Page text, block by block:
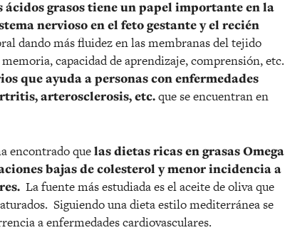
ácidos grasos tiene un papel importante en la
nervioso en el feto gestante y el recién
dando más fluidez en las membranas del tejido
capacidad de aprendizaje, comprensión, etc.
que ayuda a personas con enfermedades
arterosclerosis, etc.que se encuentran en
encontrado quelas dietas ricas en grasas Omega
bajas de colesterol y menor incidencia a
La fuente más estudiada es el aceite de oliva que
Siguiendo una dieta estilo mediterránea se
a enfermedades cardiovasculares.